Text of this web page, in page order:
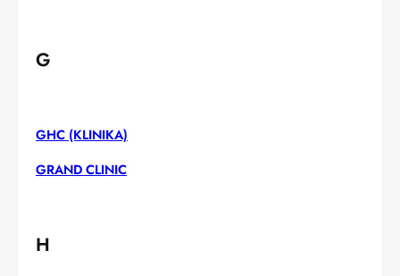
G
GHC (KLINIKA)
GRAND CLINIC
H